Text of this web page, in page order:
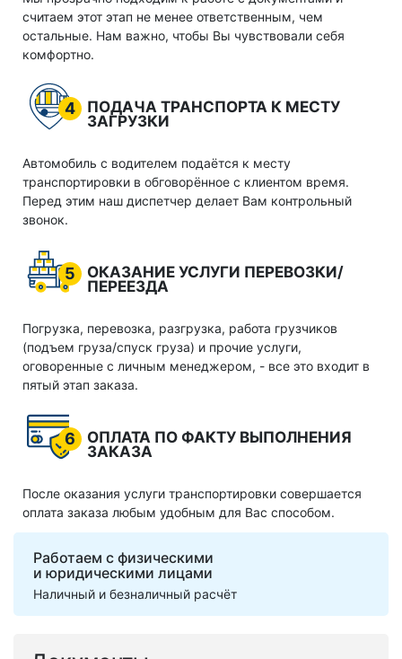
считаем этот этап не менее ответственным, чем
остальные. Нам важно, чтобы Вы чувствовали себя
комфортно.
4
ПОДАЧА ТРАНСПОРТА К МЕСТУ
ЗАГРУЗКИ
Автомобиль с водителем подаётся к месту
транспортировки в обговорённое с клиентом время.
Перед этим наш диспетчер делает Вам контрольный
звонок.
5
ОКАЗАНИЕ УСЛУГИ ПЕРЕВОЗКИ/
ПЕРЕЕЗДА
Погрузка, перевозка, разгрузка, работа грузчиков
(подъем груза/спуск груза) и прочие услуги,
оговоренные с личным менеджером, - все это входит в
пятый этап заказа.
6
ОПЛАТА ПО ФАКТУ ВЫПОЛНЕНИЯ
ЗАКАЗА
После оказания услуги транспортировки совершается
оплата заказа любым удобным для Вас способом.
Работаем с физическими
и юридическими лицами
Наличный и безналичный расчёт